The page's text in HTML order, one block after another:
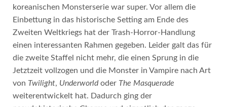
koreanischen Monsterserie war super. Vor allem die
Einbettung in das historische Setting am Ende des
Zweiten Weltkriegs hat der Trash-Horror-Handlung
einen interessanten Rahmen gegeben. Leider galt das für
die zweite Staffel nicht mehr, die einen Sprung in die
Jetztzeit vollzogen und die Monster in Vampire nach Art
von Twilight, Underworldoder The Masquerade
weiterentwickelt hat. Dadurch ging der